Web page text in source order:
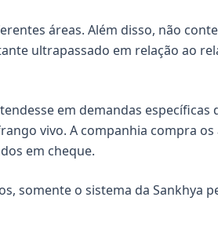
áreas. Além disso, não
ultrapassado em relação ao
em demandas específicas
vivo. A companhia compra
em cheque.
somente o sistema da Sankhya